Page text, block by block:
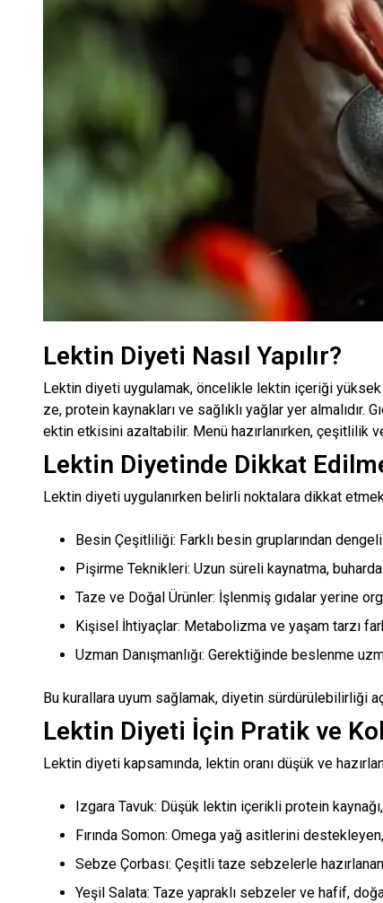
Lektin Diyeti Nasıl Yapılır?
Lektin diyeti uygulamak, öncelikle lektin içeriği
ze, protein kaynakları ve sağlıklı yağlar yer almalıdır.
ektin etkisini azaltabilir. Menü hazırlanırken, çeşitlilik
Lektin Diyetinde Dikkat
Lektin diyeti uygulanırken belirli noktalara dikkat
Besin Çeşitliliği: Farklı besin gruplarından
Pişirme Teknikleri: Uzun süreli kaynatma,
Taze ve Doğal Ürünler: İşlenmiş gıdalar yerine
Kişisel İhtiyaçlar: Metabolizma ve yaşam tarzı
Uzman Danışmanlığı: Gerektiğinde beslenme
Bu kurallara uyum sağlamak, diyetin sürdürülebilirliği
Lektin Diyeti İçin Pratik ve
Lektin diyeti kapsamında, lektin oranı düşük ve
Izgara Tavuk: Düşük lektin içerikli protein
Fırında Somon: Omega yağ asitlerini
Sebze Çorbası: Çeşitli taze sebzelerle
Yeşil Salata: Taze yapraklı sebzeler ve hafif,